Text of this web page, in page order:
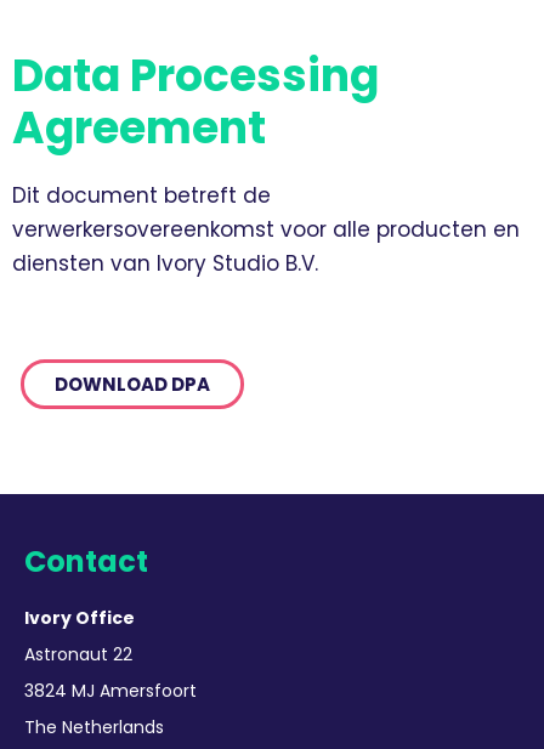
Data Processing
Agreement
Dit document betreft de
verwerkersovereenkomst voor alle producten en
diensten van Ivory Studio B.V.
DOWNLOAD DPA
Contact
Ivory Office
Astronaut 22
3824 MJ Amersfoort
The Netherlands